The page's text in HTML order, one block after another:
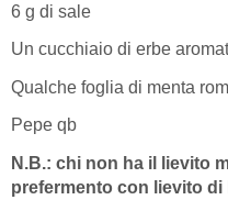
6 g di sale
Un cucchiaio di erbe
Qualche foglia di menta
Pepe qb
N.B.: chi non ha il lievito
prefermento con lievito di